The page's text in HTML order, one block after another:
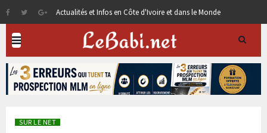
Actualités et Infos en Côte d'Ivoire et dans le Monde
SUR LE NET